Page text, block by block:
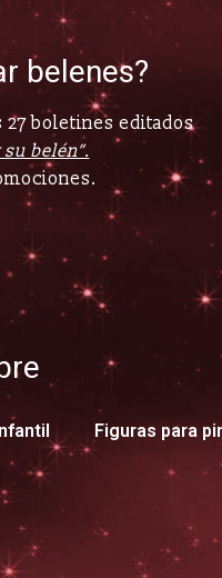
belenes?
27 boletines editados
belén”.
Figuras para